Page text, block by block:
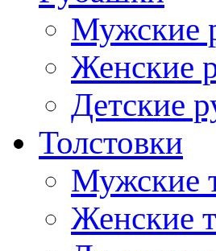
Мужские
Женские
Детские
Толстовки
Мужские
Женские